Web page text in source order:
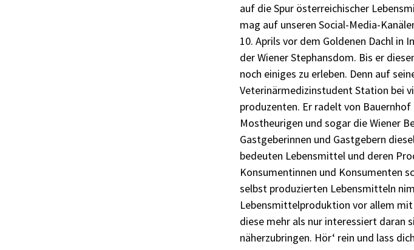
auf die Spur österreichischer
mag auf unseren Social-Media-
10. Aprils vor dem Goldenen Dachl in
der Wiener Stephansdom. Bis er
noch einiges zu erleben. Denn auf
Veterinärmedizinstudent Station bei
produzenten. Er radelt von
Mostheurigen und sogar die Wiener
Gastgeberinnen und Gastgebern
bedeuten Lebensmittel und deren
Konsumentinnen und Konsumenten
selbst produzierten Lebensmitteln
Lebensmittelproduktion vor allem
diese mehr als nur interessiert daran
näherzubringen. Hör‘ rein und lass